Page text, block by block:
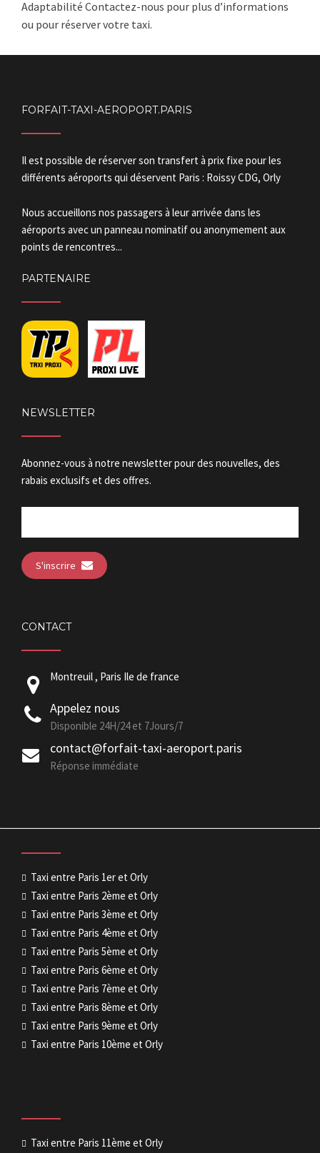
Adaptabilité Contactez-nous pour plus d’informations
ou pour réserver votre taxi.
FORFAIT-TAXI-AEROPORT.PARIS
Il est possible de réserver son transfert à prix fixe pour les
différents aéroports qui déservent Paris : Roissy CDG, Orly
Nous accueillons nos passagers à leur arrivée dans les
aéroports avec un panneau nominatif ou anonymement aux
points de rencontres...
PARTENAIRE
NEWSLETTER
Abonnez-vous à notre newsletter pour des nouvelles, des
rabais exclusifs et des offres.
S'inscrire
CONTACT
Montreuil , Paris Ile de france
Appelez nous
Disponible 24H/24 et 7Jours/7
contact@forfait-taxi-aeroport.paris
Réponse immédiate
Taxi entre Paris 1er et Orly
Taxi entre Paris 2ème et Orly
Taxi entre Paris 3ème et Orly
Taxi entre Paris 4ème et Orly
Taxi entre Paris 5ème et Orly
Taxi entre Paris 6ème et Orly
Taxi entre Paris 7ème et Orly
Taxi entre Paris 8ème et Orly
Taxi entre Paris 9ème et Orly
Taxi entre Paris 10ème et Orly
Taxi entre Paris 11ème et Orly